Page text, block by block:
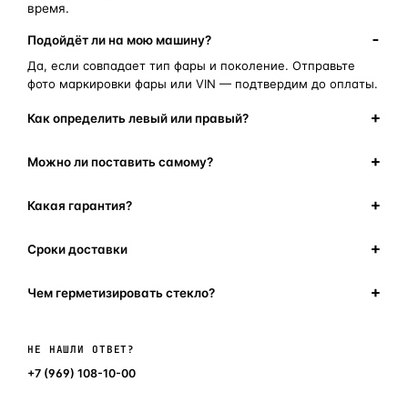
время.
Подойдёт ли на мою машину?
Да, если совпадает тип фары и поколение. Отправьте
фото маркировки фары или VIN — подтвердим до оплаты.
Как определить левый или правый?
Можно ли поставить самому?
Какая гарантия?
Сроки доставки
Чем герметизировать стекло?
НЕ НАШЛИ ОТВЕТ?
+7 (969) 108-10-00